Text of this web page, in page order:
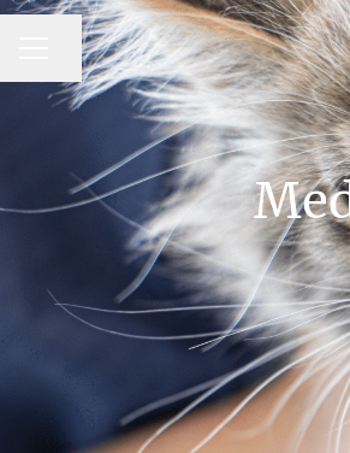
MENU CARRIERA
Condividi la pagina